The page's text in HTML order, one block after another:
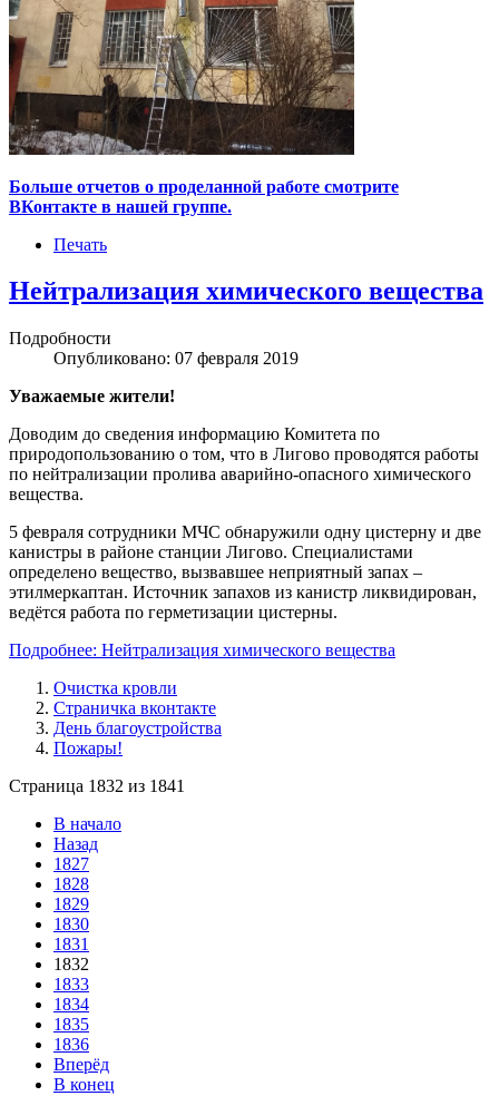
Больше отчетов о проделанной работе смотрите
ВКонтакте в нашей группе.
Печать
Нейтрализация химического вещества
Подробности
Опубликовано: 07 февраля 2019
Уважаемые жители!
Доводим до сведения информацию Комитета по
природопользованию о том, что в Лигово проводятся работы
по нейтрализации пролива аварийно-опасного химического
вещества.
5 февраля сотрудники МЧС обнаружили одну цистерну и две
канистры в районе станции Лигово. Специалистами
определено вещество, вызвавшее неприятный запах –
этилмеркаптан. Источник запахов из канистр ликвидирован,
ведётся работа по герметизации цистерны.
Подробнее: Нейтрализация химического вещества
Очистка кровли
Страничка вконтакте
День благоустройства
Пожары!
Страница 1832 из 1841
В начало
Назад
1827
1828
1829
1830
1831
1832
1833
1834
1835
1836
Вперёд
В конец